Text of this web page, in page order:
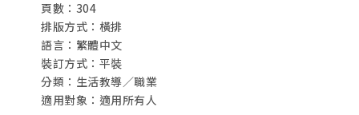
頁數：304
排版方式：橫排
語言：繁體中文
裝訂方式：平裝
分類：生活教導／職業
適用對象：適用所有人